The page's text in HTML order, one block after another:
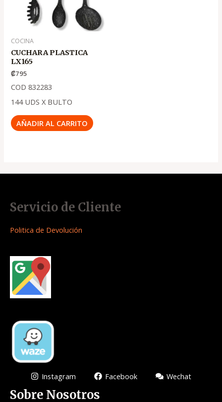
COCINA
CUCHARA PLASTICA
LX165
₡795
COD 832283
144 UDS X BULTO
AÑADIR AL CARRITO
Servicio de Cliente
Politica de Devolución
Instagram Facebook Wechat
Sobre Nosotros